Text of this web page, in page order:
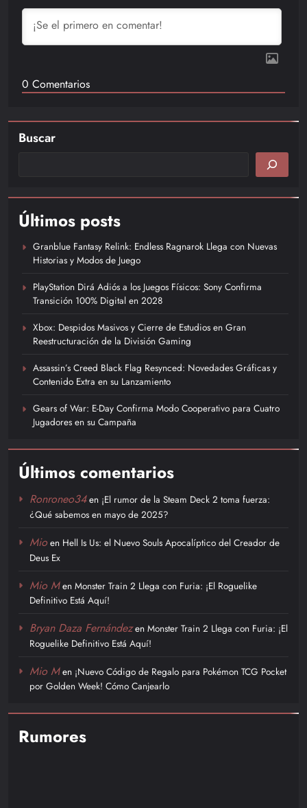
0 Comentarios
Buscar
Últimos posts
Granblue Fantasy Relink: Endless Ragnarok Llega con Nuevas
Historias y Modos de Juego
PlayStation Dirá Adiós a los Juegos Físicos: Sony Confirma
Transición 100% Digital en 2028
Xbox: Despidos Masivos y Cierre de Estudios en Gran
Reestructuración de la División Gaming
Assassin’s Creed Black Flag Resynced: Novedades Gráficas y
Contenido Extra en su Lanzamiento
Gears of War: E-Day Confirma Modo Cooperativo para Cuatro
Jugadores en su Campaña
Últimos comentarios
Ronroneo34en ¡El rumor de la Steam Deck 2 toma fuerza:
¿Qué sabemos en mayo de 2025?
Mioen Hell Is Us: el Nuevo Souls Apocalíptico del Creador de
Deus Ex
Mio Men Monster Train 2 Llega con Furia: ¡El Roguelike
Definitivo Está Aquí!
Bryan Daza Fernándezen Monster Train 2 Llega con Furia: ¡El
Roguelike Definitivo Está Aquí!
Mio Men ¡Nuevo Código de Regalo para Pokémon TCG Pocket
por Golden Week! Cómo Canjearlo
Rumores